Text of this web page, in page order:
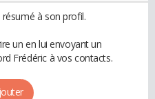
à son profil.
un en lui envoyant un
Frédéric à vos contacts.